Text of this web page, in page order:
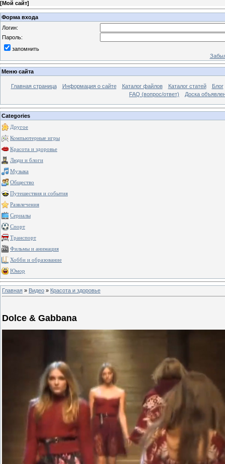
[Мой сайт]
Форма входа
Логин:
Пароль:
запомнить
Меню сайта
Главная страница Информация о сайте Каталог файлов Каталог статей
Блог
FAQ (вопрос/ответ)
Доска
Categories
Другое
Компьютерные игры
Красота и здоровье
Люди и блоги
Музыка
Общество
Путешествия и события
Развлечения
Сериалы
Спорт
Транспорт
Фильмы и анимация
Хобби и образование
Юмор
Главная » Видео » Красота и здоровье
Dolce & Gabbana